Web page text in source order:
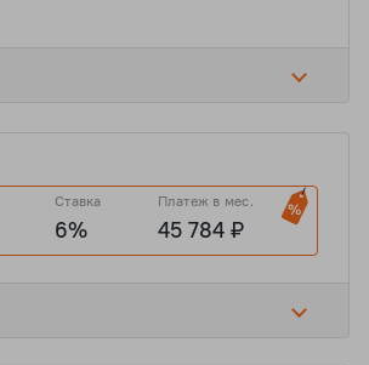
Ставка
6%
Платеж в мес.
45 784 ₽